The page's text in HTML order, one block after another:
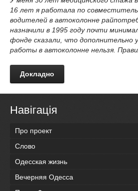
16 лет я работала по
водителей в автоколонне
назначили в 1995 году почти
фонде сказали, что дополнительно
работы в автоколонне нельзя.
Докладно
Навігація
Про проект
Слово
Одесская жизнь
Вечерняя Одесса